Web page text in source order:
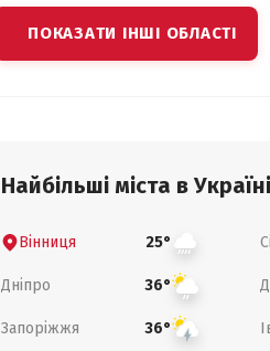
ПОКАЗАТИ ІНШІ ОБЛАСТІ
Найбільші міста в Україні
Вінниця 25°
Дніпро 36°
Запоріжжя 36°